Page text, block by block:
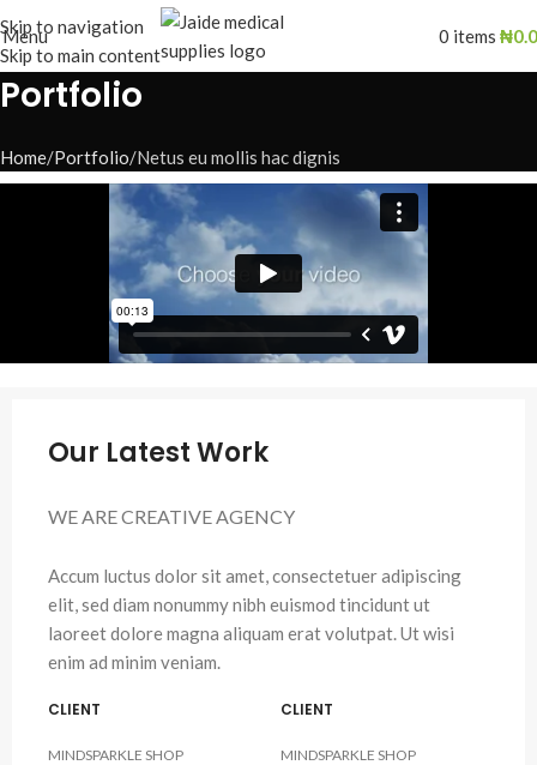
Skip to navigation
Skip to main content
Menu 0 items ₦
Portfolio
Home Portfolio Netus eu mollis hac dignis
Our Latest Work
WE ARE CREATIVE AGENCY
Accum luctus dolor sit amet, consectetuer adipiscing
elit, sed diam nonummy nibh euismod tincidunt ut
laoreet dolore magna aliquam erat volutpat. Ut wisi
enim ad minim veniam.
CLIENT
MINDSPARKLE SHOP
CLIENT
MINDSPARKLE SHOP